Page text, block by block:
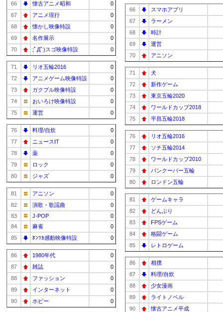
66 懐古アニメ昭和
0
67
アニメ現行
0
68
懐かし映像特設
0
69
名作展示
0
70
;ﾟДﾟ)スゴ映像特設 0
71 リオ五輪2016
0
72
アニメゲーム映像特設
0
73
ガクブル映像特設
0
74
おいろけ映像特設
0
75
運営 0
76 料理/自炊
0
77
ニュースIT
0
78
薬
0
79
ロック
0
80
ジャズ 0
81 アニソン
0
82
演歌・歌謡曲
0
83
J-POP
0
84
麻雀
0
85
ﾎﾝﾜｶ感動映像特設 0
86 1980年代
0
87
雑誌
0
88
ファッション
0
89
インターネット
0
90
ホビー 0
66
スマホアプリ
67
ラーメン
68
時計
69
運営
70
アニソン
71
犬
72
新作ゲーム
73
東京五輪2020
74
ワールドカップ2018
75
平昌五輪2018
76
リオ五輪2016
77
ソチ五輪2014
78
ワールドカップ2010
79
バンクーバー五輪
80
ロンドン五輪
81
ゲームキャラ
82
どんぶり
83
FPSゲーム
84
格闘ゲーム
85
レトロゲーム
86
相撲
87
料理/自炊
88
少女漫画
89
ライトノベル
90
懐古アニメ平成